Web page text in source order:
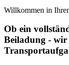
Willkommen in
Ob ein
Beiladung -